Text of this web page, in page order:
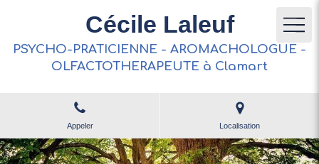
Cécile Laleuf
PSYCHO-PRATICIENNE - AROMACHOLOGUE -
OLFACTOTHERAPEUTE à Clamart
Appeler Localisation